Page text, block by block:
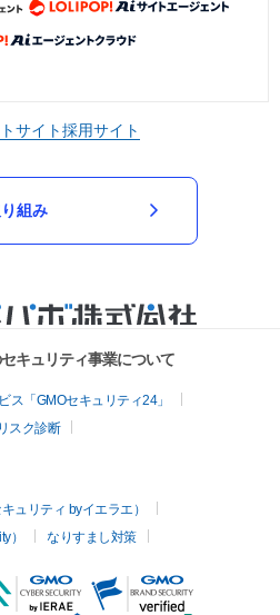
サイト採用サイト
組み
キュリティ事業について
「GMOセキュリティ24」
スク診断
ュリティ byイエラエ）
）
なりすまし対策